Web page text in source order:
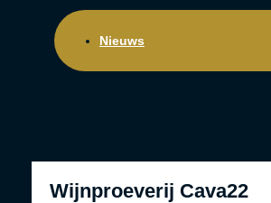
Nieuws
Wijnproeverij Cava22